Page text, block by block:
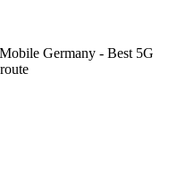
Germany - Best 5G